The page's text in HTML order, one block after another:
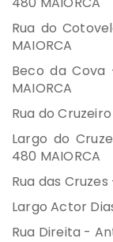
Rua do
MAIORCA
Beco da
MAIORCA
Rua do
Largo do
480 MAIORCA
Rua das
Largo Actor
Rua Direita -